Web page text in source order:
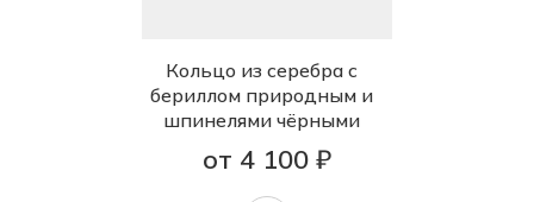
Кольцо из серебра с
бериллом природным и
шпинелями чёрными
от 4 100 ₽